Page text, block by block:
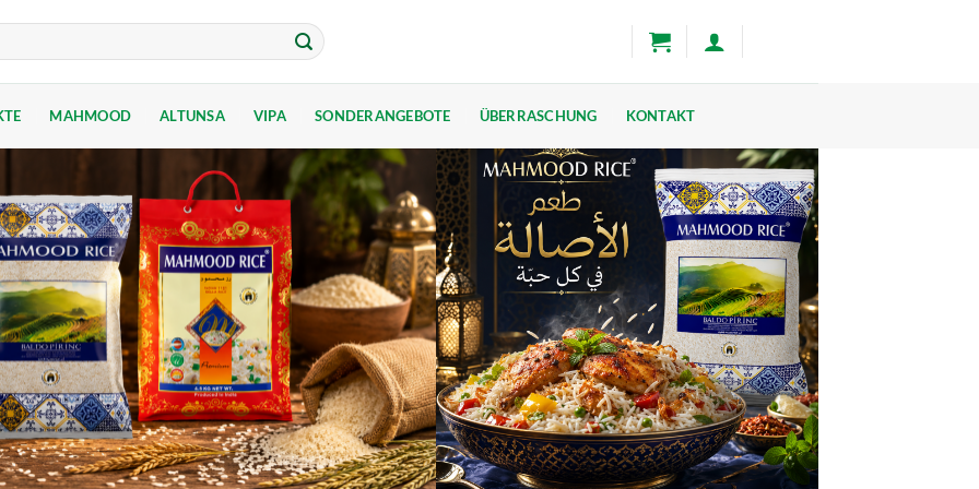
MAHMOOD ALTUNSA VIPA SONDERANGEBOTE ÜBERRASCHUNG KONTAKT